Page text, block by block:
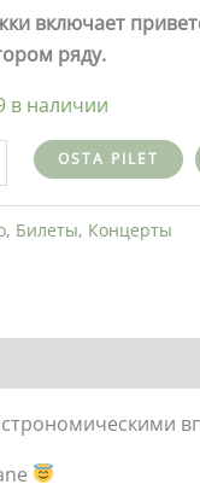
включает
ряду.
в наличии
OSTA PILET
, Билеты, Концерты